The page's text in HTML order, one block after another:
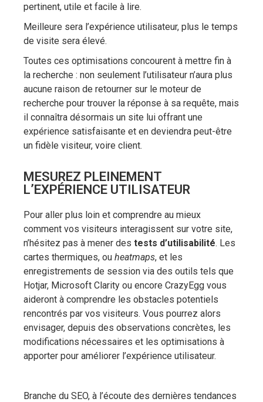
pertinent, utile et facile à lire.
Meilleure sera l’expérience utilisateur, plus le temps
de visite sera élevé.
Toutes ces optimisations concourent à mettre fin à
la recherche : non seulement l’utilisateur n’aura plus
aucune raison de retourner sur le moteur de
recherche pour trouver la réponse à sa requête, mais
il connaîtra désormais un site lui offrant une
expérience satisfaisante et en deviendra peut-être
un fidèle visiteur, voire client.
MESUREZ PLEINEMENT
L’EXPÉRIENCE UTILISATEUR
Pour aller plus loin et comprendre au mieux
comment vos visiteurs interagissent sur votre site,
n’hésitez pas à mener des tests d’utilisabilité. Les
cartes thermiques, ou heatmaps, et les
enregistrements de session via des outils tels que
Hotjar, Microsoft Clarity ou encore CrazyEgg vous
aideront à comprendre les obstacles potentiels
rencontrés par vos visiteurs. Vous pourrez alors
envisager, depuis des observations concrètes, les
modifications nécessaires et les optimisations à
apporter pour améliorer l’expérience utilisateur.
Branche du SEO, à l’écoute des dernières tendances